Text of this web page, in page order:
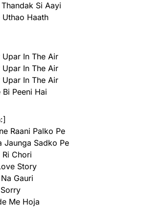
Si Aayi
Uthao Haath
In The Air
In The Air
In The Air
Peeni Hai
Raani Palko Pe
Jaunga Sadko Pe
Ri Chori
Story
Gauri
Me Hoja